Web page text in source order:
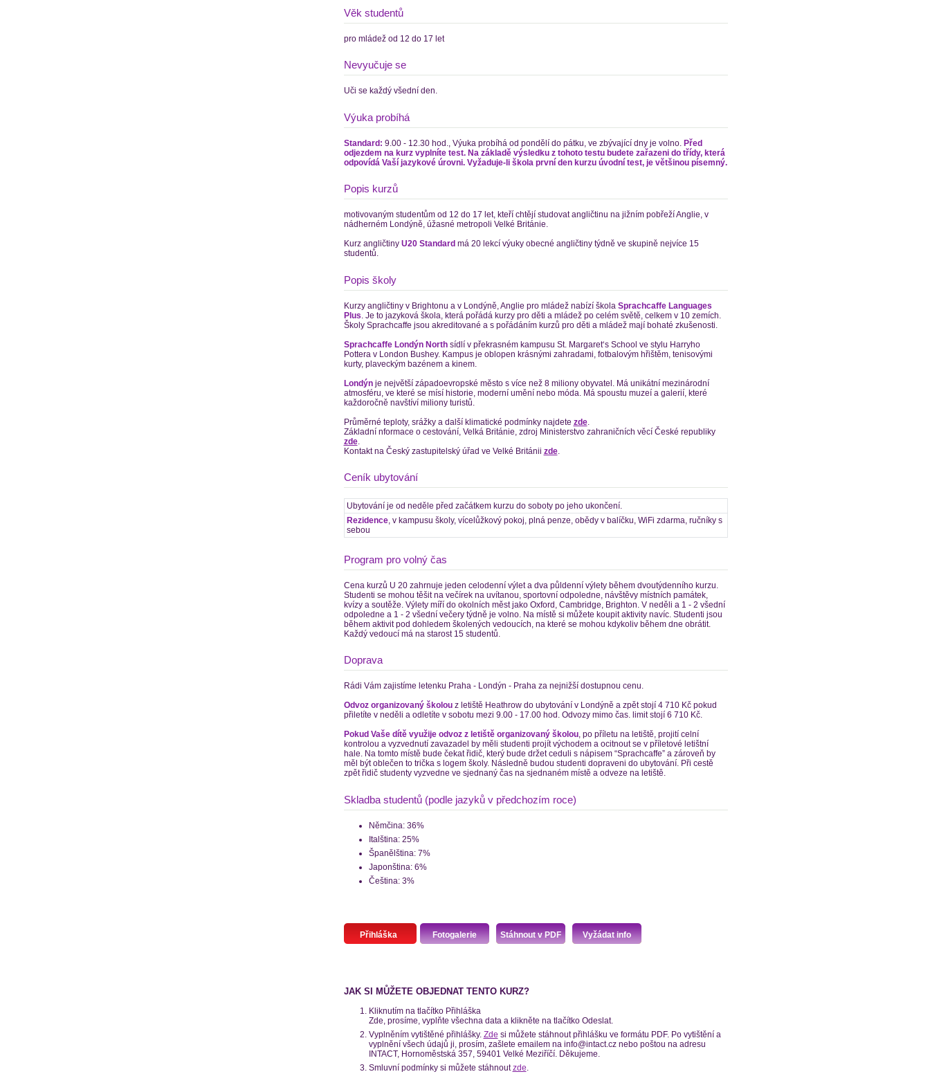
Věk studentů
pro mládež od 12 do 17 let
Nevyučuje se
Uči se každý všední den.
Výuka probíhá
Standard: 9.00 - 12.30 hod., Výuka probíhá od pondělí do pátku, ve zbývající dny je volno. Před
odjezdem na kurz vyplníte test. Na základě výsledku z tohoto testu budete zařazeni do třídy, která
odpovídá Vaší jazykové úrovni. Vyžaduje-li škola první den kurzu úvodní test, je většinou písemný.
Popis kurzů
motivovaným studentům od 12 do 17 let, kteří chtějí studovat angličtinu na jižním pobřeží Anglie, v
nádherném Londýně, úžasné metropoli Velké Británie.
Kurz angličtiny U20 Standard má 20 lekcí výuky obecné angličtiny týdně ve skupině nejvíce 15
studentů.
Popis školy
Kurzy angličtiny v Brightonu a v Londýně, Anglie pro mládež nabízí škola Sprachcaffe Languages
Plus . Je to jazyková škola, která pořádá kurzy pro děti a mládež po celém světě, celkem v 10 zemích.
Školy Sprachcaffe jsou akreditované a s pořádáním kurzů pro děti a mládež mají bohaté zkušenosti.
Sprachcaffe Londýn Northsídlí v překrasném kampusu St. Margaret‘s School ve stylu Harryho
Pottera v London Bushey. Kampus je oblopen krásnými zahradami, fotbalovým hřištěm, tenisovými
kurty, plaveckým bazénem a kinem.
Londýnje největší západoevropské město s více než 8 miliony obyvatel. Má unikátní mezinárodní
atmosféru, ve které se mísí historie, moderní umění nebo móda. Má spoustu muzeí a galerií, které
každoročně navštíví miliony turistů.
Průměrné teploty, srážky a další klimatické podmínky najdete zde.
Základní nformace o cestování, Velká Británie, zdroj Ministerstvo zahraničních věcí České republiky
zde.
Kontakt na Český zastupitelský úřad ve Velké Británii zde.
Ceník ubytování
Ubytování je od neděle před začátkem kurzu do soboty po jeho ukončení.
Rezidence, v kampusu školy, vícelůžkový pokoj, plná penze, obědy v balíčku, WiFi zdarma, ručníky s
sebou
Program pro volný čas
Cena kurzů U 20 zahrnuje jeden celodenní výlet a dva půldenní výlety během dvoutýdenního kurzu.
Studenti se mohou těšit na večírek na uvítanou, sportovní odpoledne, návštěvy místních památek,
kvízy a soutěže. Výlety míří do okolních měst jako Oxford, Cambridge, Brighton. V neděli a 1 - 2 všední
odpoledne a 1 - 2 všední večery týdně je volno. Na místě si můžete koupit aktivity navíc. Studenti jsou
během aktivit pod dohledem školených vedoucích, na které se mohou kdykoliv během dne obrátit.
Každý vedoucí má na starost 15 studentů.
Doprava
Rádi Vám zajistíme letenku Praha - Londýn - Praha za nejnižší dostupnou cenu.
Odvoz organizovaný školouz letiště Heathrow do ubytování v Londýně a zpět stojí 4 710 Kč pokud
přiletíte v neděli a odletíte v sobotu mezi 9.00 - 17.00 hod. Odvozy mimo čas. limit stojí 6 710 Kč.
Pokud Vaše dítě využije odvoz z letiště organizovaný školou, po příletu na letiště, projití celní
kontrolou a vyzvednutí zavazadel by měli studenti projít východem a ocitnout se v příletové letištní
hale. Na tomto místě bude čekat řidič, který bude držet ceduli s nápisem “Sprachcaffe” a zároveň by
měl být oblečen to trička s logem školy. Následně budou studenti dopraveni do ubytování. Při cestě
zpět řidič studenty vyzvedne ve sjednaný čas na sjednaném místě a odveze na letiště.
Skladba studentů (podle jazyků v předchozím roce)
Němčina: 36%
Italština: 25%
Španělština: 7%
Japonština: 6%
Čeština: 3%
Přihláška Fotogalerie Stáhnout v PDF Vyžádat info
JAK SI MŮŽETE OBJEDNAT TENTO KURZ?
Kliknutím na tlačítko Přihláška
Zde, prosíme, vyplňte všechna data a klikněte na tlačítko Odeslat.
Vyplněním vytištěné přihlášky. Zde si můžete stáhnout přihlášku ve formátu PDF. Po vytištění a
vyplnění všech údajů ji, prosím, zašlete emailem na info@intact.cz nebo poštou na adresu
INTACT, Hornoměstská 357, 59401 Velké Meziříčí. Děkujeme.
Smluvní podmínky si můžete stáhnoutzde